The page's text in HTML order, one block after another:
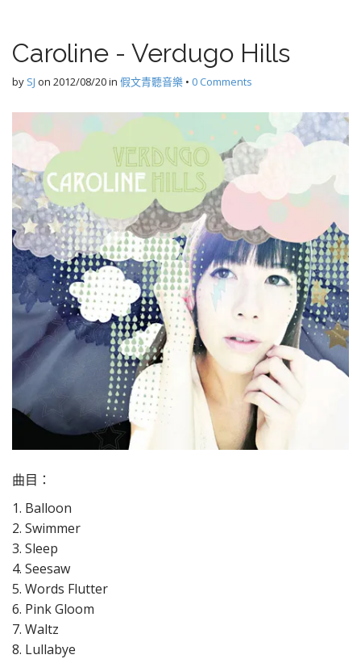
Caroline - Verdugo Hills
by SJ on 2012/08/20in 假文青聽音樂 • 0 Comments
曲目：
1. Balloon
2. Swimmer
3. Sleep
4. Seesaw
5. Words Flutter
6. Pink Gloom
7. Waltz
8. Lullabye